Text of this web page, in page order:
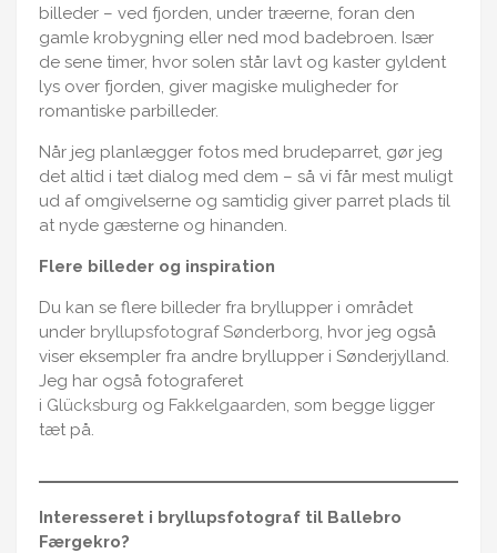
billeder – ved fjorden, under træerne, foran den
gamle krobygning eller ned mod badebroen. Især
de sene timer, hvor solen står lavt og kaster gyldent
lys over fjorden, giver magiske muligheder for
romantiske parbilleder.
Når jeg planlægger fotos med brudeparret, gør jeg
det altid i tæt dialog med dem – så vi får mest muligt
ud af omgivelserne og samtidig giver parret plads til
at nyde gæsterne og hinanden.
Flere billeder og inspiration
Du kan se flere billeder fra bryllupper i området
under bryllupsfotograf Sønderborg, hvor jeg også
viser eksempler fra andre bryllupper i Sønderjylland.
Jeg har også fotograferet
i Glücksburg og Fakkelgaarden, som begge ligger
tæt på.
Interesseret i bryllupsfotograf til Ballebro
Færgekro?